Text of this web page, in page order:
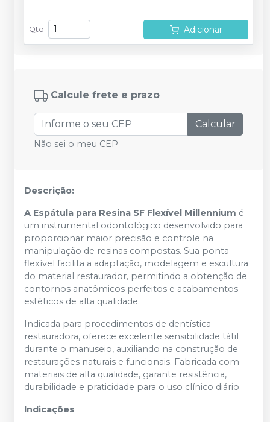
Qtd : Adicionar
Calcule frete e prazo
Calcular
Não sei o meu CEP
Descrição:
A Espátula para Resina SF Flexível Millennium é
um instrumental odontológico desenvolvido para
proporcionar maior precisão e controle na
manipulação de resinas compostas. Sua ponta
flexível facilita a adaptação, modelagem e escultura
do material restaurador, permitindo a obtenção de
contornos anatômicos perfeitos e acabamentos
estéticos de alta qualidade.
Indicada para procedimentos de dentística
restauradora, oferece excelente sensibilidade tátil
durante o manuseio, auxiliando na construção de
restaurações naturais e funcionais. Fabricada com
materiais de alta qualidade, garante resistência,
durabilidade e praticidade para o uso clínico diário.
Indicações